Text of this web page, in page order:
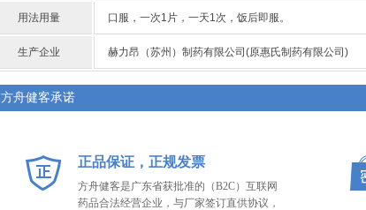
用法用量 口服，一次1片，一天1次，饭后即服。
生产企业 赫力昂（苏州）制药有限公司(原惠氏制药有限公司)
方舟健客承诺
正品保证，正规发票
方舟健客是广东省获批准的（B2C）互联网
药品合法经营企业，与厂家签订直供协议，